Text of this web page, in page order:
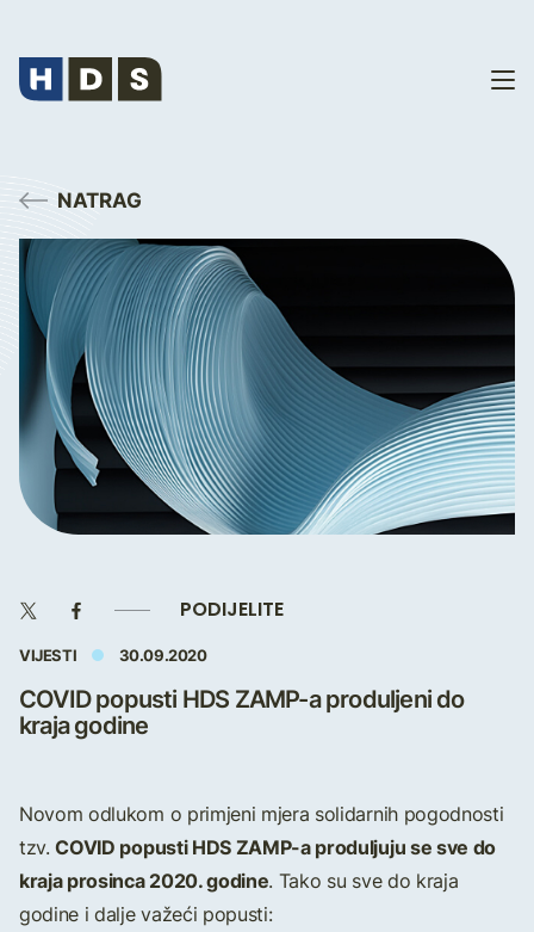
NATRAG
PODIJELITE
VIJESTI 30.09.2020
COVID popusti HDS ZAMP-a produljeni do
kraja godine
Novom odlukom o primjeni mjera solidarnih pogodnosti
tzv.COVID popusti HDS ZAMP-a produljuju se sve do
kraja prosinca 2020. godine. Tako su sve do kraja
godine i dalje važeći popusti: